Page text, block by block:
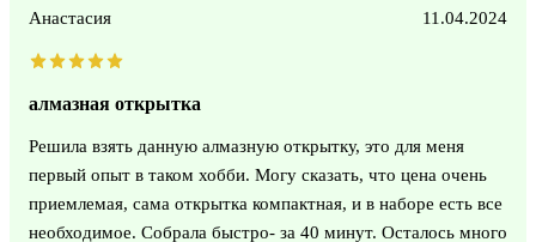
Анастасия 11.04.2024
алмазная открытка
Решила взять данную алмазную открытку, это для меня
первый опыт в таком хобби. Могу сказать, что цена очень
приемлемая, сама открытка компактная, и в наборе есть все
необходимое. Собрала быстро- за 40 минут. Осталось много